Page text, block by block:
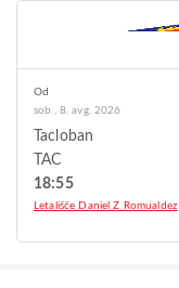
Od
sob., 8. avg. 2026
Tacloban
TAC
18:55
Letališče Daniel Z Romualdez